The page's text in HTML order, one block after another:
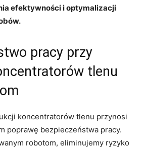
⁢efektywności i ‌optymalizacji
⁢pracy przy
tlenu
koncentratorów tlenu przynosi
⁣poprawę bezpieczeństwa‌ pracy.
robotom, eliminujemy ryzyko